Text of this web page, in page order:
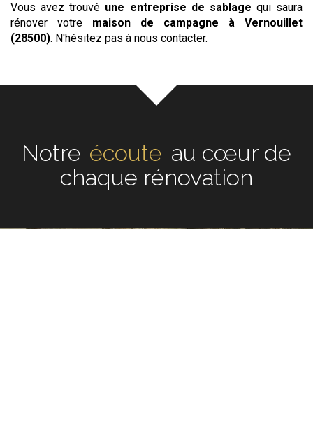
Vous avez trouvé une entreprise de sablage qui saura
rénover votre maison de campagne
à Vernouillet
(28500). N'hésitez pas à nous contacter.
Notre écoute au cœur de
chaque rénovation